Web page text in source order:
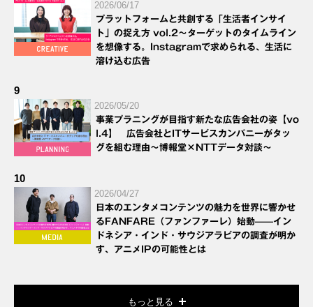
2026/06/17
プラットフォームと共創する「生活者インサイ
ト」の捉え方 vol.2～ターゲットのタイムライン
を想像する。Instagramで求められる、生活に
溶け込む広告
9
2026/05/20
事業プラニングが目指す新たな広告会社の姿【vo
l.4】 広告会社とITサービスカンパニーがタッ
グを組む理由～博報堂×NTTデータ対談～
10
2026/04/27
日本のエンタメコンテンツの魅力を世界に響かせ
るFANFARE（ファンファーレ）始動——イン
ドネシア・インド・サウジアラビアの調査が明か
す、アニメIPの可能性とは
もっと見る